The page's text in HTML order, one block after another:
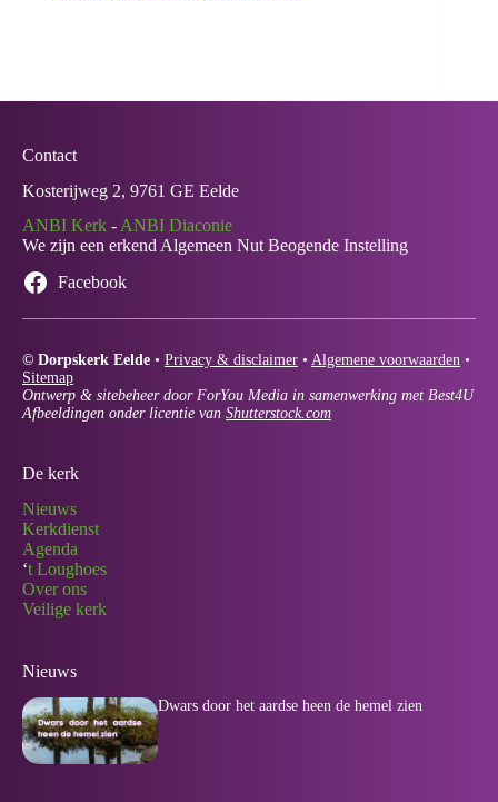
Contact
Kosterijweg 2, 9761 GE Eelde
ANBI Kerk - ANBI Diaconie
We zijn een erkend Algemeen Nut Beogende Instelling
Facebook
© Dorpskerk Eelde • Privacy & disclaimer • Algemene voorwaarden •
Sitemap
Ontwerp & sitebeheer door ForYou Media in samenwerking met Best4U
Afbeeldingen onder licentie van Shutterstock.com
De kerk
Nieuws
Kerkdienst
Agenda
‘t Loughoes
Over ons
Veilige kerk
Nieuws
Dwars door het aardse heen de hemel zien